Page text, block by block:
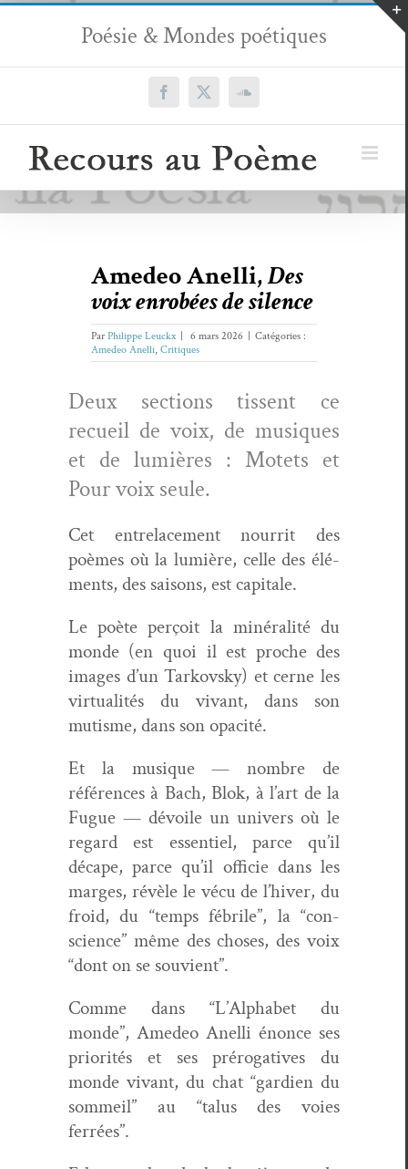
Passer
contenu
Poésie & Mondes poétiques
Facebook
X SoundCloud
Amedeo Anelli,Des
voix enrobées de silence
ParPhilippe Leuckx 6 mars 2026
Catégories :
Amedeo Anelli, Critiques
Deux sec­tions tis­sent ce
recueil de voix, de musiques
et de lumières : Motets et
Pour voix seule.
Cet entrelace­ment nour­rit des
poèmes où la lumière, celle des élé­
ments, des saisons, est capitale.
Le poète perçoit la minéral­ité du
monde (en quoi il est proche des
images d’un Tarkovsky) et cerne les
vir­tu­al­ités du vivant, dans son
mutisme, dans son opacité.
Et la musique — nom­bre de
références à Bach, Blok, à l’art de la
Fugue — dévoile un univers où le
regard est essen­tiel, parce qu’il
décape, parce qu’il offi­cie dans les
marges, révèle le vécu de l’hiv­er, du
froid, du “temps fébrile”, la “con­
science” même des choses, des voix
“dont on se souvient”.
Comme dans “L’Al­pha­bet du
monde”, Amedeo Anel­li énonce ses
pri­or­ités et ses prérog­a­tives du
monde vivant, du chat “gar­di­en du
som­meil” au “talus des voies
ferrées”.